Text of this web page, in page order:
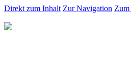
Direkt zum Inhalt Zur Navigation Zum